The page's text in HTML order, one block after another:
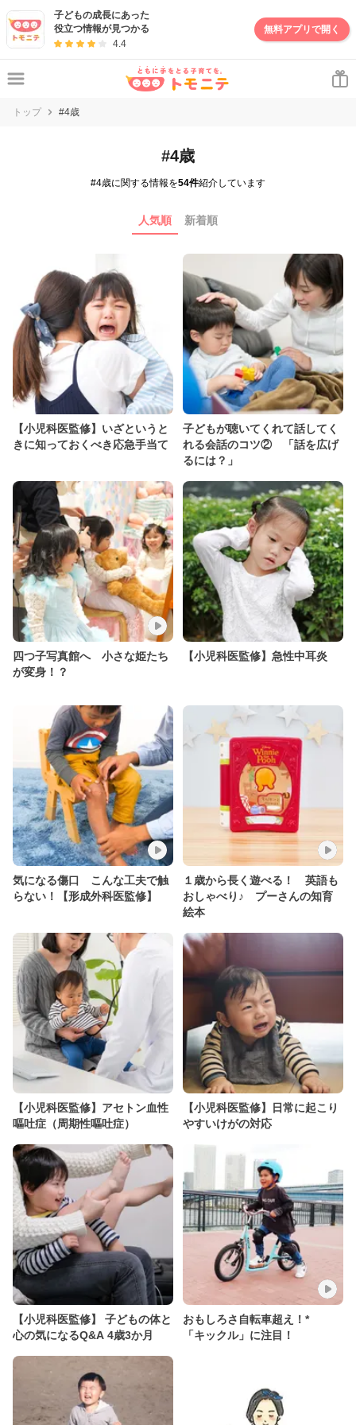
子どもの成長にあった
役立つ情報が見つかる
4.4
無料アプリで開く
トップ #4歳
#4歳
#4歳に関する情報を54件紹介しています
人気順 新着順
【小児科医監修】いざというと
きに知っておくべき応急手当て
子どもが聴いてくれて話してく
れる会話のコツ② 「話を広げ
るには？」
四つ子写真館へ 小さな姫たち
が変身！？
【小児科医監修】急性中耳炎
気になる傷口 こんな工夫で触
らない！【形成外科医監修】
１歳から長く遊べる！ 英語も
おしゃべり♪ プーさんの知育
絵本
【小児科医監修】アセトン血性
嘔吐症（周期性嘔吐症）
【小児科医監修】日常に起こり
やすいけがの対応
【小児科医監修】 子どもの体と
心の気になるQ&A 4歳3か月
おもしろさ自転車超え！*
「キックル」に注目！